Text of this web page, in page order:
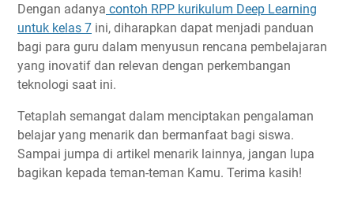
Dengan adanya contoh RPP kurikulum Deep Learning
untuk kelas 7 ini, diharapkan dapat menjadi panduan
bagi para guru dalam menyusun rencana pembelajaran
yang inovatif dan relevan dengan perkembangan
teknologi saat ini.
Tetaplah semangat dalam menciptakan pengalaman
belajar yang menarik dan bermanfaat bagi siswa.
Sampai jumpa di artikel menarik lainnya, jangan lupa
bagikan kepada teman-teman Kamu. Terima kasih!